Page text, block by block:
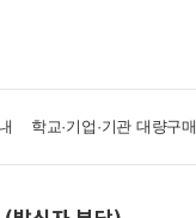
학교·기업·기관 대량구매